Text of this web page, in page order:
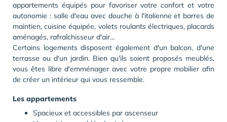
appartements équipés pour favoriser votre confort et votre
autonomie : salle d'eau avec douche à l'italienne et barres de
maintien, cuisine équipée, volets roulants électriques, placards
aménagés, rafraîchisseur d'air...
Certains logements disposent également d'un balcon, d'une
terrasse ou d'un jardin. Bien qu'ils soient proposés meublés,
vous êtes libre d'emménager avec votre propre mobilier afin
de créer un intérieur qui vous ressemble.
Les appartements
Spacieux et accessibles par ascenseur